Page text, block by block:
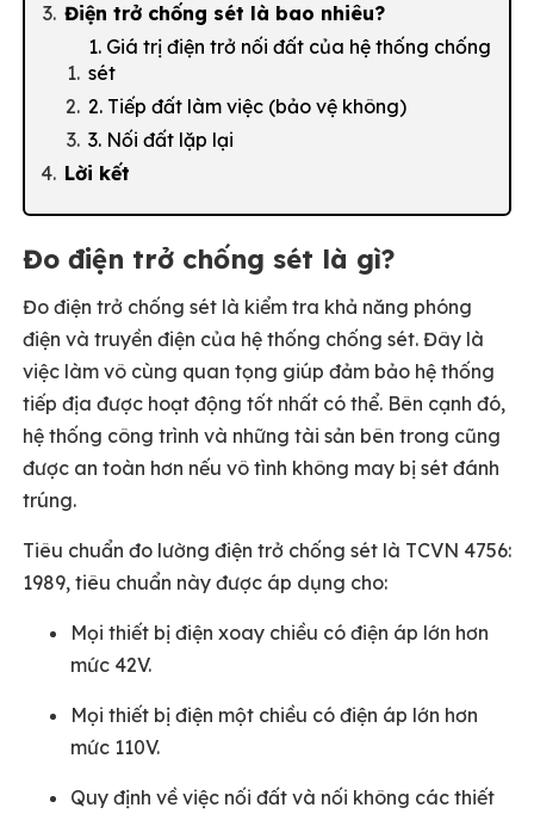
Điện trở chống sét là bao nhiêu?
1. Giá trị điện trở nối đất của hệ thống chống
sét
2. Tiếp đất làm việc (bảo vệ không)
3. Nối đất lặp lại
Lời kết
Đo điện trở chống sét là gì?
Đo điện trở chống sét là kiểm tra khả năng phóng
điện và truyền điện của hệ thống chống sét. Đây là
việc làm vô cùng quan tọng giúp đảm bảo hệ thống
tiếp địa được hoạt động tốt nhất có thể. Bên cạnh đó,
hệ thống công trình và những tài sản bên trong cũng
được an toàn hơn nếu vô tình không may bị sét đánh
trúng.
Tiêu chuẩn đo lường điện trở chống sét là TCVN 4756:
1989, tiêu chuẩn này được áp dụng cho:
Mọi thiết bị điện xoay chiều có điện áp lớn hơn
mức 42V.
Mọi thiết bị điện một chiều có điện áp lớn hơn
mức 110V.
Quy định về việc nối đất và nối không các thiết